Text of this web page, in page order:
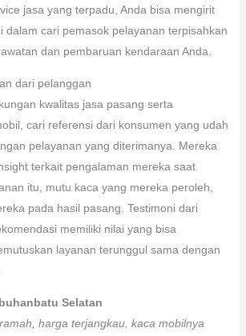
jasa yang terpadu, Anda bisa mengirit
dalam cari pemasok pelayanan terpisahkan
dan pembaruan kendaraan Anda.
dari pelanggan
kwalitas jasa pasang serta
cari referensi dari konsumen yang udah
pelayanan yang diterimanya. Mereka
terkait pengalaman mereka saat
itu, mutu kaca yang mereka peroleh,
pada hasil pasang. Testimoni dari
memiliki nilai yang bisa
layanan terunggul sama dengan
Selatan
harga terjangkau, kaca mobilnya